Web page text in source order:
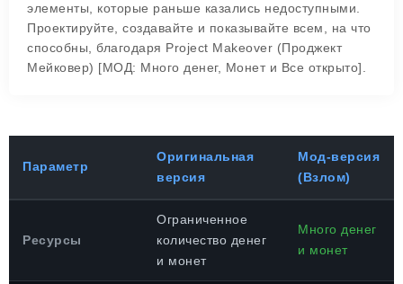
элементы, которые раньше казались недоступными.
Проектируйте, создавайте и показывайте всем, на что
способны, благодаря Project Makeover (Проджект
Мейковер) [МОД: Много денег, Монет и Все открыто].
Параметр
Оригинальная
версия
Мод-версия
(Взлом)
Ресурсы
Ограниченное
количество денег
и монет
Много денег
и монет